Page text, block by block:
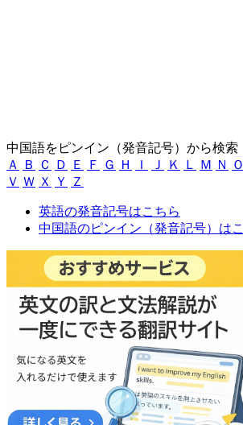
中国語をピンイン（発音記号）から検索
Ａ
Ｂ Ｃ Ｄ Ｅ Ｆ Ｇ Ｈ Ｉ Ｊ Ｋ Ｌ Ｍ Ｎ Ｏ
Ｖ Ｗ Ｘ Ｙ Ｚ
英語の発音記号はこちら
中国語のピンイン（発音記号）は